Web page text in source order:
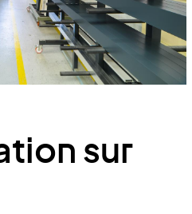
sur